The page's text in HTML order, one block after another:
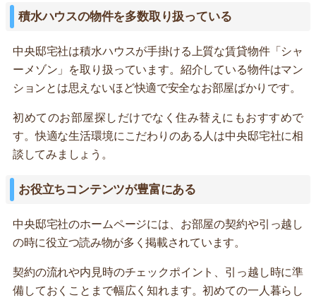
積水ハウスの物件を多数取り扱っている
中央邸宅社は積水ハウスが手掛ける上質な賃貸物件「シャ
ーメゾン」を取り扱っています。紹介している物件はマン
ションとは思えないほど快適で安全なお部屋ばかりです。
初めてのお部屋探しだけでなく住み替えにもおすすめで
す。快適な生活環境にこだわりのある人は中央邸宅社に相
談してみましょう。
お役立ちコンテンツが豊富にある
中央邸宅社のホームページには、お部屋の契約や引っ越し
の時に役立つ読み物が多く掲載されています。
契約の流れや内見時のチェックポイント、引っ越し時に準
備しておくことまで幅広く知れます。初めての一人暮らし